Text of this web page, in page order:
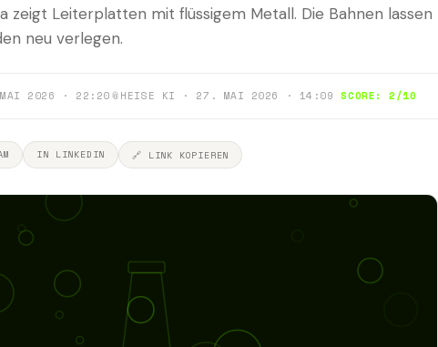
zeigt Leiterplatten mit flüssigem Metall. Die Bahnen lassen
neu verlegen.
2026 · 22:20📎HEISE KI · 27. MAI 2026 · 14:09 SCORE: 2/10
IN LINKEDIN 🔗 LINK KOPIEREN